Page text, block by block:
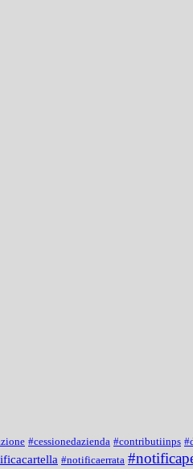
#cessionedazienda #contributiinps
#notificaerrata